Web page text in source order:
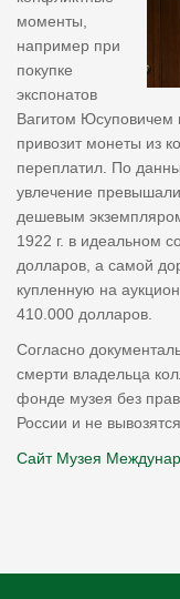
моменты,
например при
покупке
экспонатов
Вагитом Юсуповичем
привозит монеты из
переплатил. По
увлечение
дешевым
1922 г. в идеальном
долларов, а самой
купленную на
410.000 долларов.
Согласно
смерти владельца
фонде музея без
России и не
Сайт Музея